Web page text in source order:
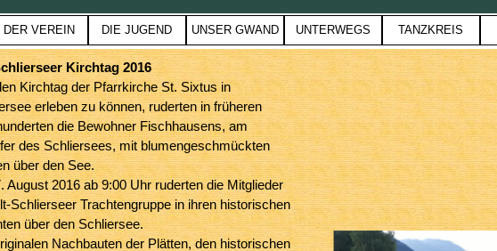
Menü überspringen
▼
DER VEREIN ▼
DIE JUGEND ▼
UNSER GWAND ▼
UNTERWEGS ▼
TANZKREIS
Kirchtag 2016
Kirchtag der Pfarrkirche St. Sixtus in
erleben zu können, ruderten in früheren
die Bewohner Fischhausens, am
des Schliersees, mit blumengeschmückten
über den See.
August 2016 ab 9:00 Uhr ruderten die Mitglieder
Schlierseer Trachtengruppe in ihren historischen
über den Schliersee.
Nachbauten der Plätten, den historischen